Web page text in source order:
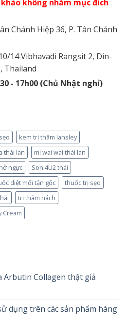
không nhằm mục đích
Chánh Hiệp 36, P. Tân Chánh
14 Vibhavadi Rangsit 2, Din-
Thailand
- 17h00 (Chủ Nhật nghỉ)
kem trị thâm lansley
thái lan
mì wai wai thái lan
nở ngực
Son 4U2 thái
diệt mối tận gốc
thuốc trị sẹo
trị thâm nách
Cream
Arbutin Collagen thật giả
dụng trên các sản phẩm hàng